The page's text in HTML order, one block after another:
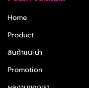
Home
Product
สินค้าแนะนำ
Promotion